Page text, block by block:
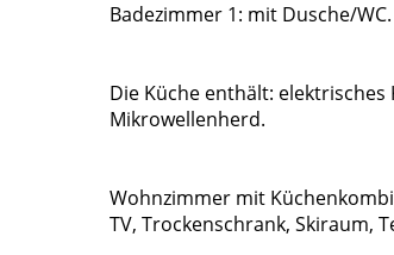
Badezimmer 1: mit Dusche/WC.
Die Küche enthält:
Mikrowellenherd.
Wohnzimmer mit
TV, Trockenschrank, Skiraum,